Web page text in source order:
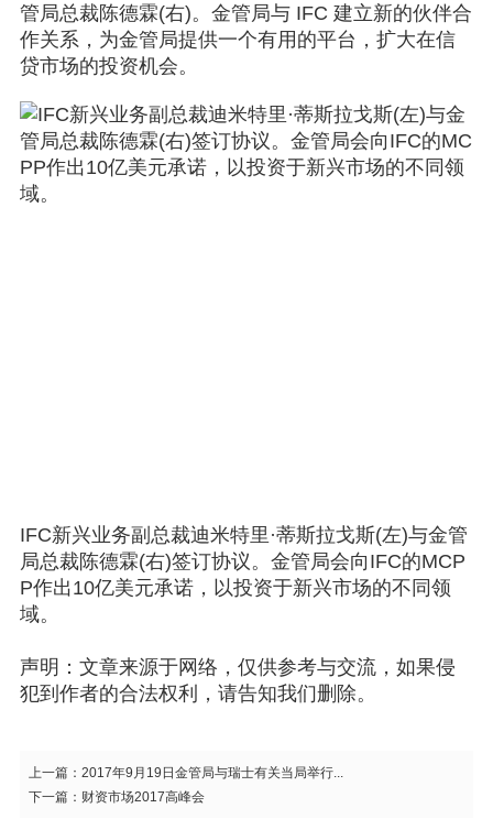
管局总裁陈德霖(右)。金管局与 IFC 建立新的伙伴合
作关系，为金管局提供一个有用的平台，扩大在信
贷市场的投资机会。
IFC新兴业务副总裁迪米特里·蒂斯拉戈斯(左)与金管
局总裁陈德霖(右)签订协议。金管局会向IFC的MCP
P作出10亿美元承诺，以投资于新兴市场的不同领
域。
声明：文章来源于网络，仅供参考与交流，如果侵
犯到作者的合法权利，请告知我们删除。
上一篇： 2017年9月19日金管局与瑞士有关当局举行...
下一篇： 财资市场2017高峰会